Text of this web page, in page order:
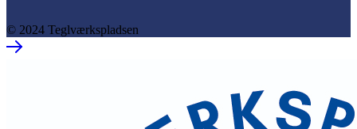
© 2024 Teglværkspladsen